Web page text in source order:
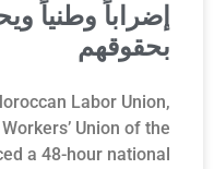
إضراباً وطنياً
بحقوقهم
Labor Union,
Union of the
a 48-hour national